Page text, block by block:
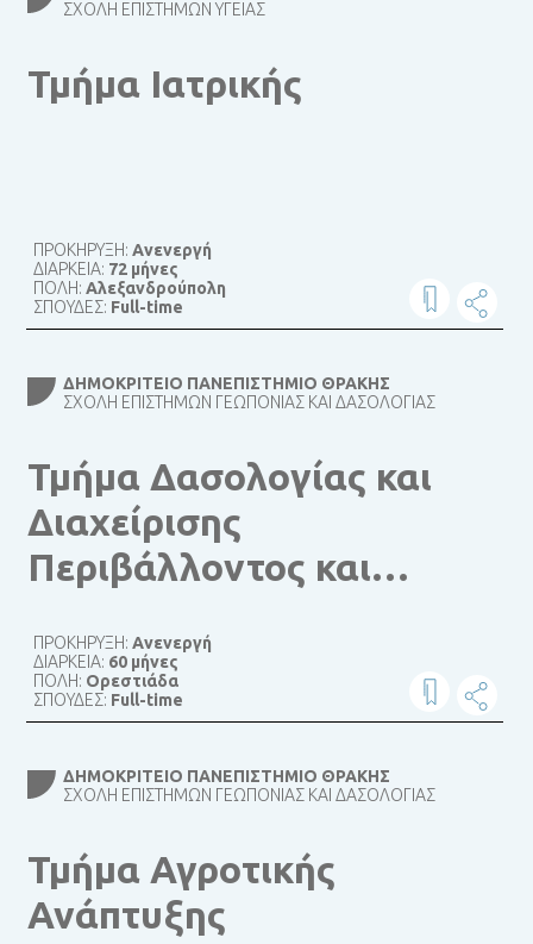
ΣΧΟΛΉ ΕΠΙΣΤΗΜΏΝ ΥΓΕΊΑΣ
Τμήμα Ιατρικής
ΠΡΟΚΗΡΥΞΗ:Ανενεργή
ΔΙΑΡΚΕΙΑ: 72 μήνες
ΠΟΛΗ:Αλεξανδρούπολη
ΣΠΟΥΔΕΣ: Full-time
ΔΗΜΟΚΡΊΤΕΙΟ ΠΑΝΕΠΙΣΤΉΜΙΟ ΘΡΆΚΗΣ
ΣΧΟΛΉ ΕΠΙΣΤΗΜΏΝ ΓΕΩΠΟΝΊΑΣ ΚΑΙ ΔΑΣΟΛΟΓΊΑΣ
Τμήμα Δασολογίας και
Διαχείρισης
Περιβάλλοντος και
ΠΡΟΚΗΡΥΞΗ:Ανενεργή
ΔΙΑΡΚΕΙΑ: 60 μήνες
ΠΟΛΗ: Ορεστιάδα
ΣΠΟΥΔΕΣ: Full-time
ΔΗΜΟΚΡΊΤΕΙΟ ΠΑΝΕΠΙΣΤΉΜΙΟ ΘΡΆΚΗΣ
ΣΧΟΛΉ ΕΠΙΣΤΗΜΏΝ ΓΕΩΠΟΝΊΑΣ ΚΑΙ ΔΑΣΟΛΟΓΊΑΣ
Τμήμα Αγροτικής
Ανάπτυξης